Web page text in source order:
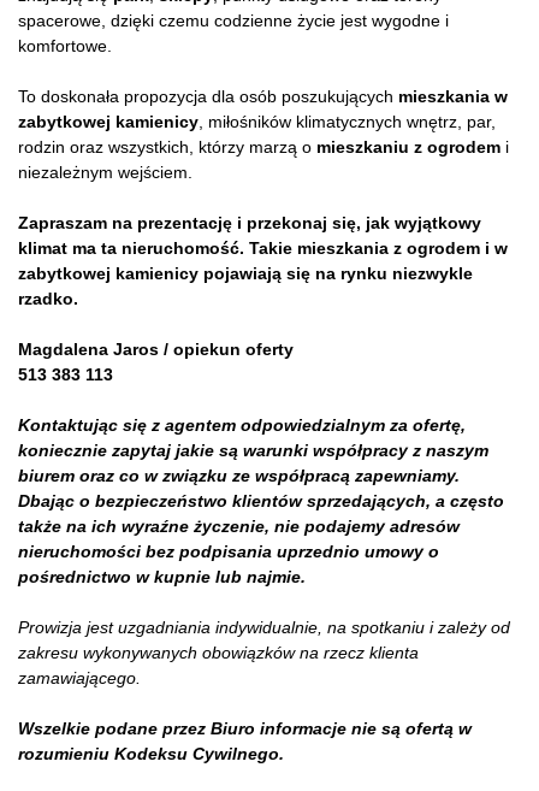
spacerowe, dzięki czemu codzienne życie jest wygodne i
komfortowe.
To doskonała propozycja dla osób poszukujących mieszkania w
zabytkowej kamienicy , miłośników klimatycznych wnętrz, par,
rodzin oraz wszystkich, którzy marzą o mieszkaniu z ogrodem i
niezależnym wejściem.
Zapraszam na prezentację i przekonaj się, jak wyjątkowy
klimat ma ta nieruchomość. Takie mieszkania z ogrodem i w
zabytkowej kamienicy pojawiają się na rynku niezwykle
rzadko.
Magdalena Jaros / opiekun oferty
513 383 113
Kontaktując się z agentem odpowiedzialnym za ofertę,
koniecznie zapytaj jakie są warunki współpracy z naszym
biurem oraz co w związku ze współpracą zapewniamy.
Dbając o bezpieczeństwo klientów sprzedających, a często
także na ich wyraźne życzenie, nie podajemy adresów
nieruchomości bez podpisania uprzednio umowy o
pośrednictwo w kupnie lub najmie.
Prowizja jest uzgadniania indywidualnie, na spotkaniu i zależy od
zakresu wykonywanych obowiązków na rzecz klienta
zamawiającego.
Wszelkie podane przez Biuro informacje nie są ofertą w
rozumieniu Kodeksu Cywilnego.